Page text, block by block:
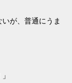
が、普通にうま